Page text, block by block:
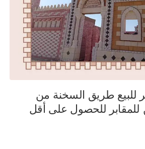
للبيع طريق السخنة من
للحصول على أقل